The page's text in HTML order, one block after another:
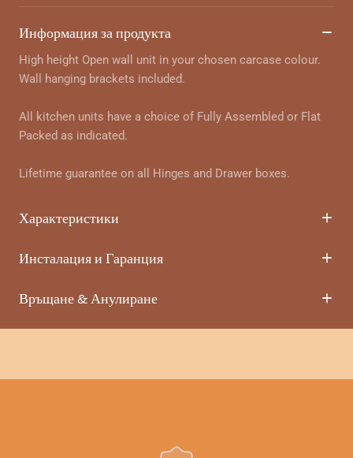
Информация за продукта
High height Open wall unit in your chosen carcase colour.
Wall hanging brackets included.
All kitchen units have a choice of Fully Assembled or Flat
Packed as indicated.
Lifetime guarantee on all Hinges and Drawer boxes.
Характеристики
Инсталация и Гаранция
Връщане & Анулиране